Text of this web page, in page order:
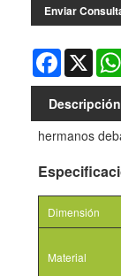
Enviar
Facebook
X
hermanos
Dimensión
Material